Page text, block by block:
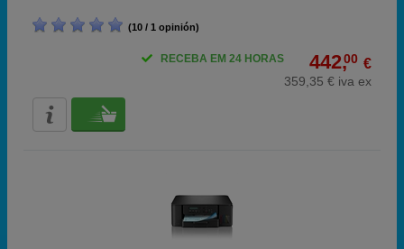
(10 / 1 opinión)
442,00 €
359,35 € iva ex
RECEBA EM 24 HORAS